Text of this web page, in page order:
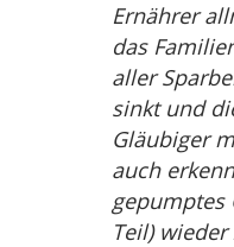
Ernährer
das
aller
sinkt und
Gläubiger
auch
gepumptes
Teil)